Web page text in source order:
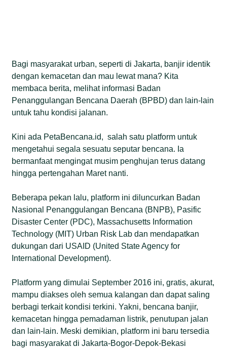
Bagi masyarakat urban, seperti di Jakarta, banjir identik
dengan kemacetan dan mau lewat mana? Kita
membaca berita, melihat informasi Badan
Penanggulangan Bencana Daerah (BPBD) dan lain-lain
untuk tahu kondisi jalanan.
Kini ada PetaBencana.id, salah satu platform untuk
mengetahui segala sesuatu seputar bencana. Ia
bermanfaat mengingat musim penghujan terus datang
hingga pertengahan Maret nanti.
Beberapa pekan lalu, platform ini diluncurkan Badan
Nasional Penanggulangan Bencana (BNPB), Pasific
Disaster Center (PDC), Massachusetts Information
Technology (MIT) Urban Risk Lab dan mendapatkan
dukungan dari USAID (United State Agency for
International Development).
Platform yang dimulai September 2016 ini, gratis, akurat,
mampu diakses oleh semua kalangan dan dapat saling
berbagi terkait kondisi terkini. Yakni, bencana banjir,
kemacetan hingga pemadaman listrik, penutupan jalan
dan lain-lain. Meski demikian, platform ini baru tersedia
bagi masyarakat di Jakarta-Bogor-Depok-Bekasi